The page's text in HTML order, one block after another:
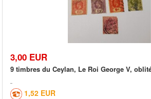
3,00 EUR
9 timbres du Ceylan, Le Roi George V,
1,52 EUR